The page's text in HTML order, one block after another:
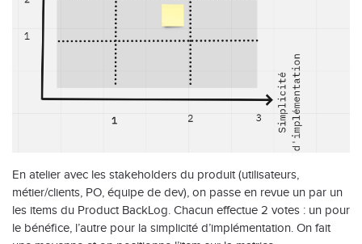
En atelier avec les stakeholders du produit (utilisateurs,
métier/clients, PO, équipe de dev), on passe en revue un par un
les items du Product BackLog. Chacun effectue 2 votes : un pour
le bénéfice, l’autre pour la simplicité d’implémentation. On fait